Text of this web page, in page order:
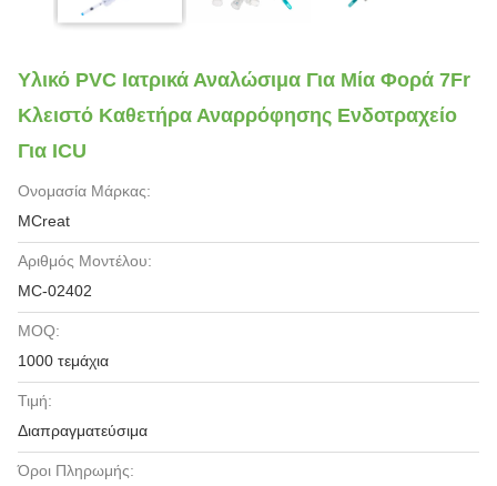
Υλικό PVC Ιατρικά Αναλώσιμα Για Μία Φορά 7Fr
Κλειστό Καθετήρα Αναρρόφησης Ενδοτραχείο
Για ICU
Ονομασία Μάρκας:
MCreat
Αριθμός Μοντέλου:
MC-02402
MOQ:
1000 τεμάχια
Τιμή:
Διαπραγματεύσιμα
Όροι Πληρωμής: